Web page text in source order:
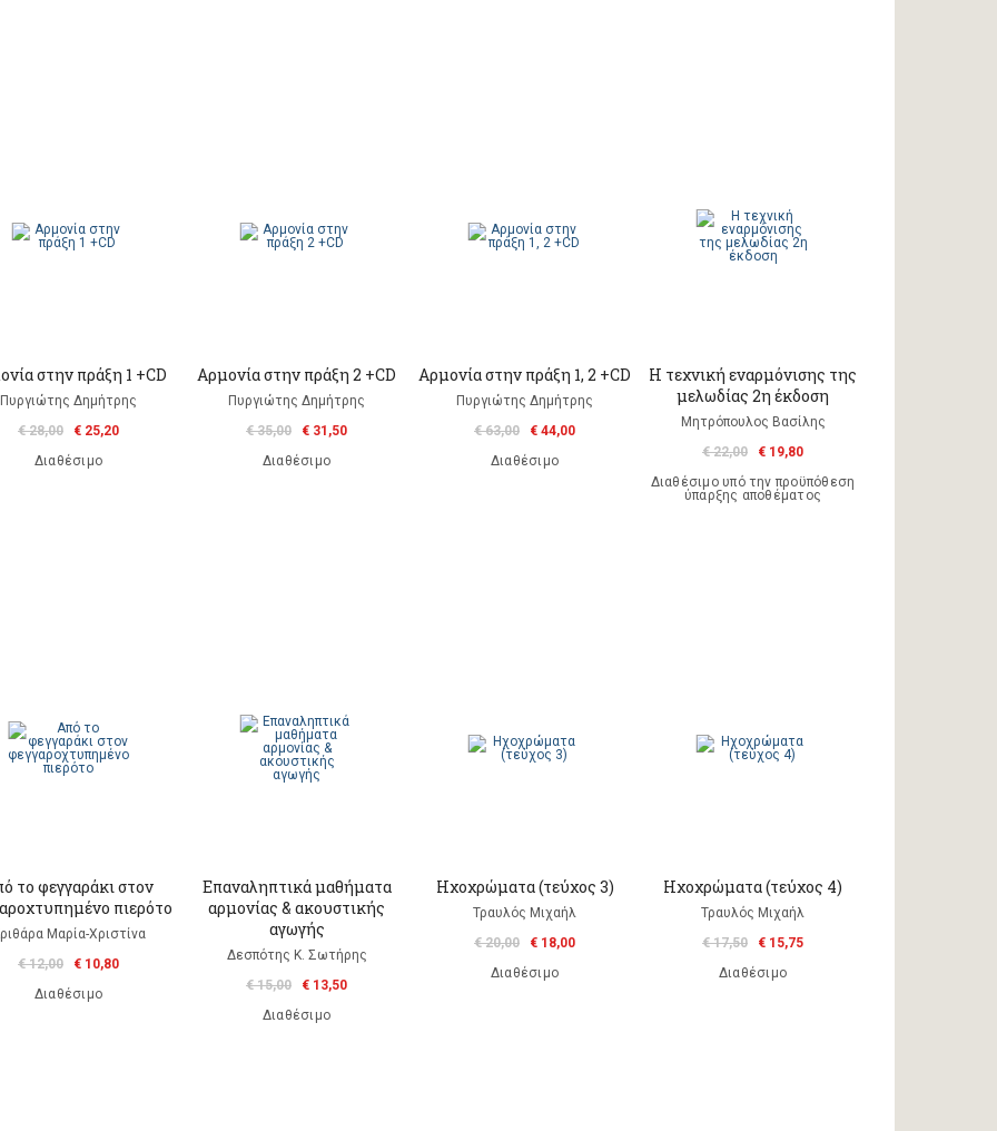
στην πράξη 1 +CD
Πυργιώτης Δημήτρης
€ 28,00
€ 25,20
Διαθέσιμο
Αρμονία στην πράξη 2 +CD
Πυργιώτης Δημήτρης
€ 35,00
€ 31,50
Διαθέσιμο
Αρμονία στην πράξη 1, 2 +CD
Πυργιώτης Δημήτρης
€ 63,00
€ 44,00
Διαθέσιμο
Η τεχνική εναρμόνισης της
μελωδίας 2η έκδοση
Μητρόπουλος Βασίλης
€ 22,00
€ 19,80
Διαθέσιμο υπό την προϋπόθεση
ύπαρξης αποθέματος
το φεγγαράκι στον
πιερότο
Μαρία-Χριστίνα
€ 12,00
€ 10,80
Διαθέσιμο
Επαναληπτικά μαθήματα
αρμονίας & ακουστικής
αγωγής
Δεσπότης Κ. Σωτήρης
€ 15,00
€ 13,50
Διαθέσιμο
Ηχοχρώματα (τεύχος 3)
Τραυλός Μιχαήλ
€ 20,00
€ 18,00
Διαθέσιμο
Ηχοχρώματα (τεύχος 4)
Τραυλός Μιχαήλ
€ 17,50
€ 15,75
Διαθέσιμο